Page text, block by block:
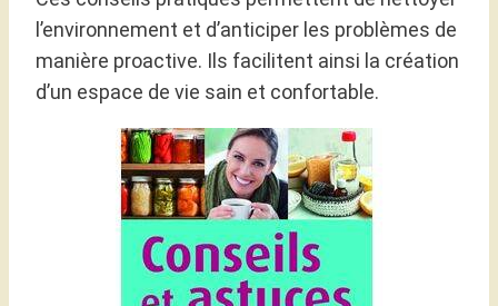
l’environnement et d’anticiper les problèmes de
manière proactive. Ils facilitent ainsi la création
d’un espace de vie sain et confortable.